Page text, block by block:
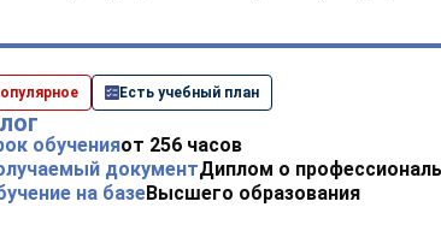
Есть учебный план
обученияот 256 часов
документДиплом о
на базеВысшего образования